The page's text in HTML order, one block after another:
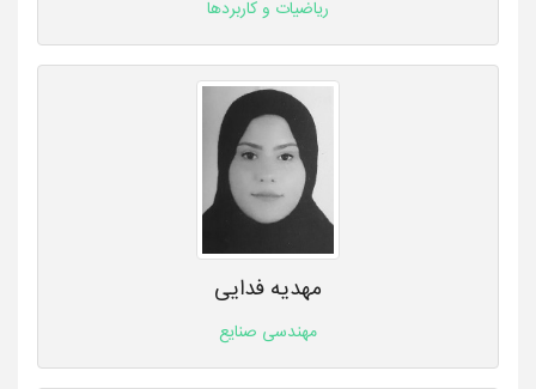
ریاضیات و کاربردها
مهدیه فدایی
مهندسی صنایع